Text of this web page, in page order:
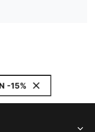
-15%